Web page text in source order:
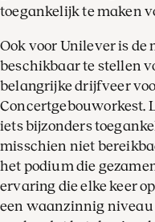
toegankelijk te maken
Ook voor Unilever is
beschikbaar te stellen
belangrijke drijfveer
Concertgebouworkest.
iets bijzonders
misschien niet
het podium die
ervaring die elke keer
een waanzinnig niveau